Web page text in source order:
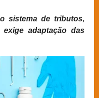
sistema de tributos,
adaptação das